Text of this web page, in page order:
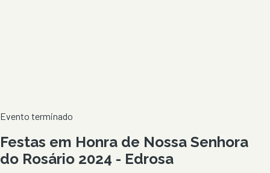
Evento terminado
Festas em Honra de Nossa Senhora
do Rosário 2024 - Edrosa